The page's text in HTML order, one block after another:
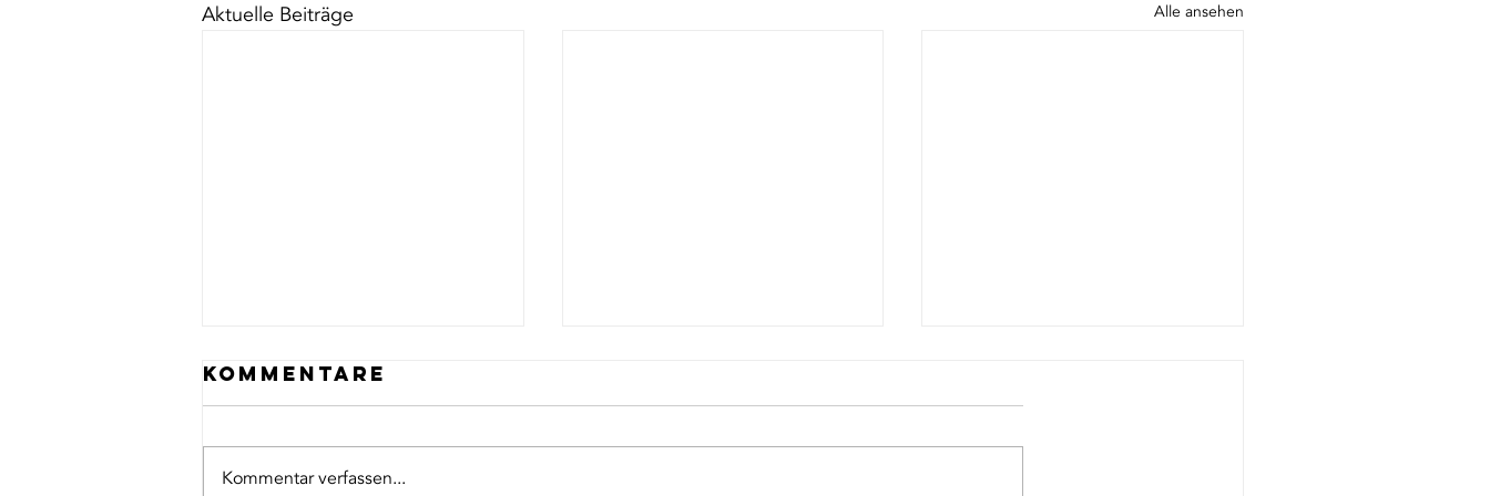
Aktuelle Beiträge Alle ansehen
Kommentare
Kommentar verfassen...